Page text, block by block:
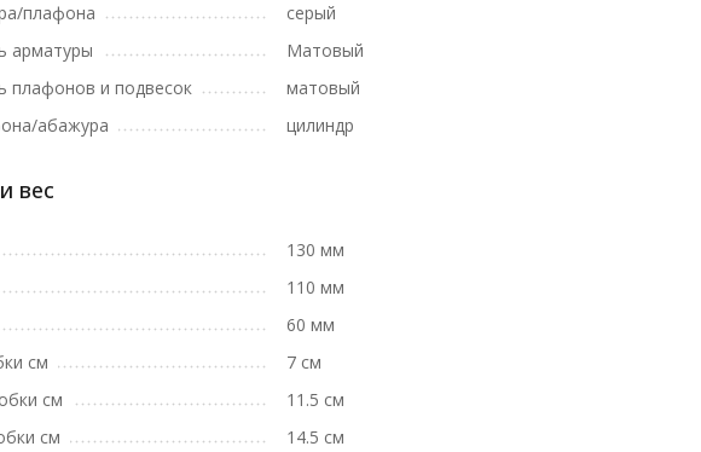
плафона
серый
арматуры
Матовый
плафонов и подвесок
матовый
абажура
цилиндр
вес
130 мм
110 мм
60 мм
см
7 см
см
11.5 см
см
14.5 см